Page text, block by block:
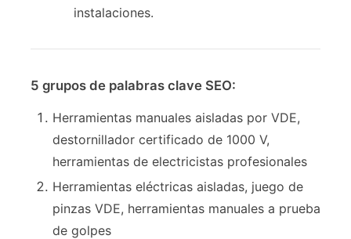
instalaciones.
5 grupos de palabras clave SEO:
Herramientas manuales aisladas por VDE,
destornillador certificado de 1000 V,
herramientas de electricistas profesionales
Herramientas eléctricas aisladas, juego de
pinzas VDE, herramientas manuales a prueba
de golpes